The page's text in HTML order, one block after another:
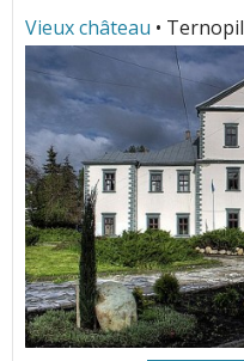
Vieux château • Ternopil